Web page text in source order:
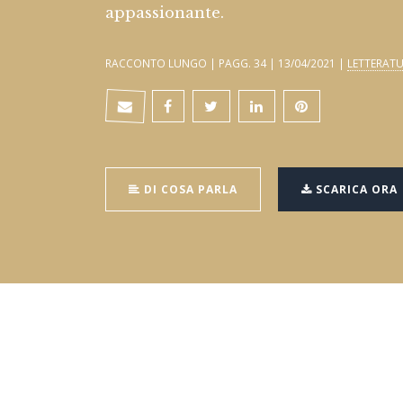
appassionante.
RACCONTO LUNGO | PAGG. 34 | 13/04/2021 |
DI COSA PARLA SCARICA ORA